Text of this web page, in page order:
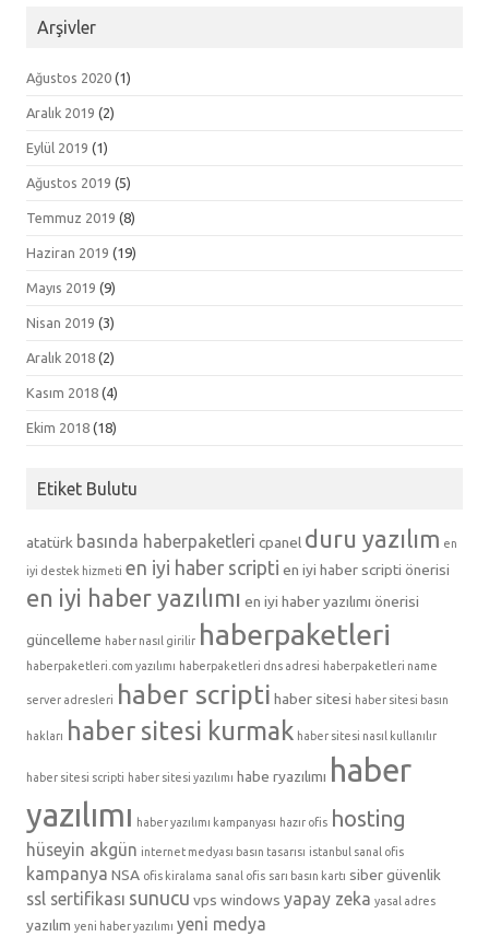
Arşivler
Ağustos 2020 (1)
Aralık 2019 (2)
Eylül 2019 (1)
Ağustos 2019 (5)
Temmuz 2019 (8)
Haziran 2019 (19)
Mayıs 2019 (9)
Nisan 2019 (3)
Aralık 2018 (2)
Kasım 2018 (4)
Ekim 2018 (18)
Etiket Bulutu
atatürk basında haberpaketleri cpanel duru yazılım en
iyi destek hizmeti en iyi haber scripti en iyi haber scripti önerisi
en iyi haber yazılımı en iyi haber yazılımı önerisi
güncelleme haber nasıl girilir haberpaketleri
haberpaketleri.com yazılımı haberpaketleri dns adresi haberpaketleri name
server adresleri haber scripti haber sitesi haber sitesi basın
hakları haber sitesi kurmak haber sitesi nasıl kullanılır
haber sitesi scripti haber sitesi yazılımı habe ryazılımı haber
yazılımı haber yazılımı kampanyası hazır ofis hosting
hüseyin akgün internet medyası basın tasarısı istanbul sanal ofis
kampanya NSA ofis kiralama sanal ofis sarı basın kartı siber güvenlik
ssl sertifikası sunucu vps windows yapay zeka yasal adres
yazılım yeni haber yazılımı yeni medya